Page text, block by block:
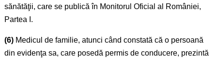
sănătăţii, care se publică în Monitorul Oficial al României,
Partea I.
(6)Medicul de familie, atunci când constată că o persoană
din evidenţa sa, care posedă permis de conducere, prezintă